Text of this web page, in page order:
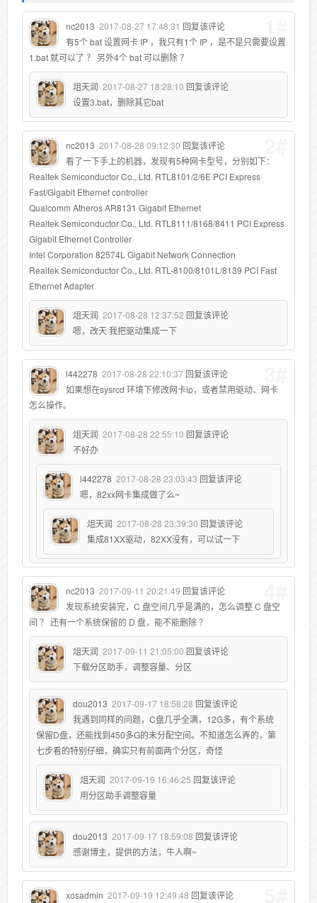
nc2013 2017-08-27 17:48:31 回复该评论
有5个 bat 设置网卡 IP ，我只有1个 IP ，是不是只需要设置
1.bat 就可以了 ？ 另外4个 bat 可以删除 ？
俎天润 2017-08-27 18:28:10 回复该评论
设置3.bat，删除其它bat
nc2013 2017-08-28 09:12:30 回复该评论
看了一下手上的机器，发现有5种网卡型号，分别如下：
Realtek Semiconductor Co., Ltd. RTL8101/2/6E PCI Express
Fast/Gigabit Ethernet controller
Qualcomm Atheros AR8131 Gigabit Ethernet
Realtek Semiconductor Co., Ltd. RTL8111/8168/8411 PCI Express
Gigabit Ethernet Controller
Intel Corporation 82574L Gigabit Network Connection
Realtek Semiconductor Co., Ltd. RTL-8100/8101L/8139 PCI Fast
Ethernet Adapter
俎天润 2017-08-28 12:37:52 回复该评论
嗯，改天·我把驱动集成一下
l442278 2017-08-28 22:10:37 回复该评论
如果想在sysrcd 环境下修改网卡ip，或者禁用驱动、网卡
怎么操作。
俎天润 2017-08-28 22:55:10 回复该评论
不好办
l442278 2017-08-28 23:03:43 回复该评论
嗯，82xx网卡集成做了么~
俎天润 2017-08-28 23:39:30 回复该评论
集成81XX驱动，82XX没有，可以试一下
nc2013 2017-09-11 20:21:49 回复该评论
发现系统安装完，C 盘空间几乎是满的，怎么调整 C 盘空
间 ？ 还有一个系统保留的 D 盘，能不能删除 ？
俎天润 2017-09-11 21:05:00 回复该评论
下载分区助手，调整容量、分区
dou2013 2017-09-17 18:58:28 回复该评论
我遇到同样的问题，C盘几乎全满，12G多，有个系统
保留D盘，还能找到450多G的未分配空间。不知道怎么弄的，第
七步看的特别仔细，确实只有前面两个分区，奇怪
俎天润 2017-09-19 16:46:25 回复该评论
用分区助手调整容量
dou2013 2017-09-17 18:59:08 回复该评论
感谢博主，提供的方法，牛人啊~
xosadmin 2017-09-19 12:49:48 回复该评论